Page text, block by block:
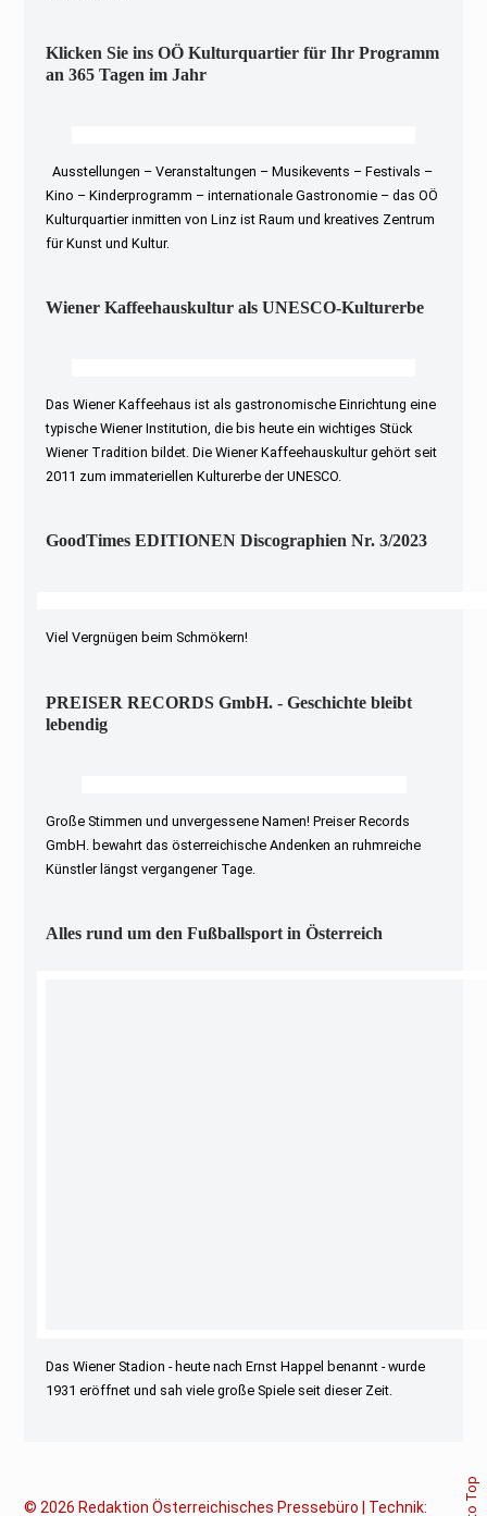
Klicken Sie ins OÖ Kulturquartier für Ihr Programm
an 365 Tagen im Jahr
Ausstellungen – Veranstaltungen – Musikevents – Festivals –
Kino – Kinderprogramm – internationale Gastronomie – das OÖ
Kulturquartier inmitten von Linz ist Raum und kreatives Zentrum
für Kunst und Kultur.
Wiener Kaffeehauskultur als UNESCO-Kulturerbe
Das Wiener Kaffeehaus ist als gastronomische Einrichtung eine
typische Wiener Institution, die bis heute ein wichtiges Stück
Wiener Tradition bildet. Die Wiener Kaffeehauskultur gehört seit
2011 zum immateriellen Kulturerbe der UNESCO.
GoodTimes EDITIONEN Discographien Nr. 3/2023
Viel Vergnügen beim Schmökern!
PREISER RECORDS GmbH. - Geschichte bleibt
lebendig
Große Stimmen und unvergessene Namen! Preiser Records
GmbH. bewahrt das österreichische Andenken an ruhmreiche
Künstler längst vergangener Tage.
Alles rund um den Fußballsport in Österreich
Das Wiener Stadion - heute nach Ernst Happel benannt - wurde
1931 eröffnet und sah viele große Spiele seit dieser Zeit.
© 2026 Redaktion Österreichisches Pressebüro | Technik: